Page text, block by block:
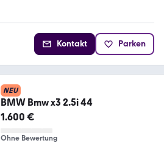
Kontakt Parken
NEU
BMW Bmw x3 2.5i 44
1.600 €
Ohne Bewertung